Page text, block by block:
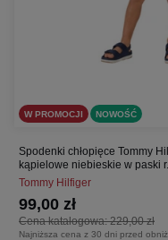
W PROMOCJI NOWOŚĆ
Spodenki chłopięce Tommy
kąpielowe niebieskie w paski
Tommy Hilfiger
Cena katalogowa:229,00 zł
99,00 zł
Najniższa cena z 30 dni przed